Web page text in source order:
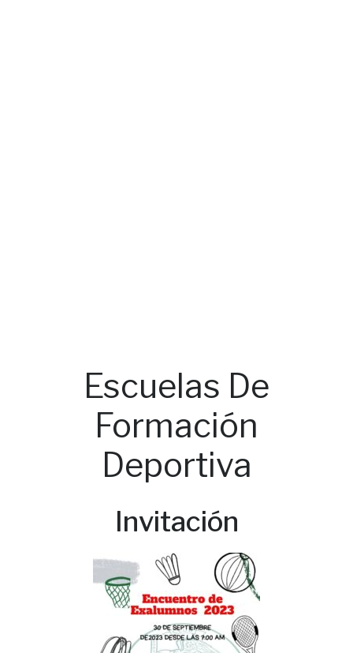
Escuelas De
Formación
Deportiva
Invitación